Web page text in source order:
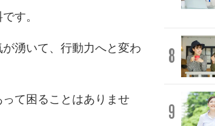
す。
湧いて、行動力へと変わ
て困ることはありませ
8
9